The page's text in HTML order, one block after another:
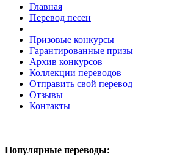
Главная
Перевод песен
Призовые конкурсы
Гарантированные призы
Архив конкурсов
Коллекции переводов
Отправить свой перевод
Отзывы
Контакты
Популярные переводы: